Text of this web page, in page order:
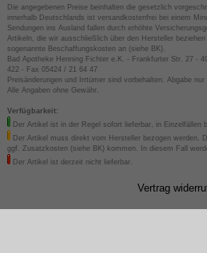
Die angegebenen Preise beinhalten die gesetzlich
innerhalb Deutschlands ist versandkostenfrei bei einem
Sendungen ins Ausland fallen durch erhöhte
Artikeln, die wir ausschließlich über den Hersteller
sogenannte Beschaffungskosten an (siehe BK).
Bad Apotheke Henning Fichter e.K. - Frankfurter Str. 27 -
422 - Fax 05424 / 21 64 47
Preisänderungen und Irrtümer sind vorbehalten. Abgabe nur
Alle Angaben ohne Gewähr.
Verfügbarkeit:
Der Artikel ist in der Regel sofort lieferbar, in Einzelfällen
Der Artikel muss direkt vom Hersteller bezogen werden.
ggf. Zusatzkosten (siehe BK) kommen. In diesem Fall
Der Artikel ist derzeit nicht lieferbar.
Vertrag